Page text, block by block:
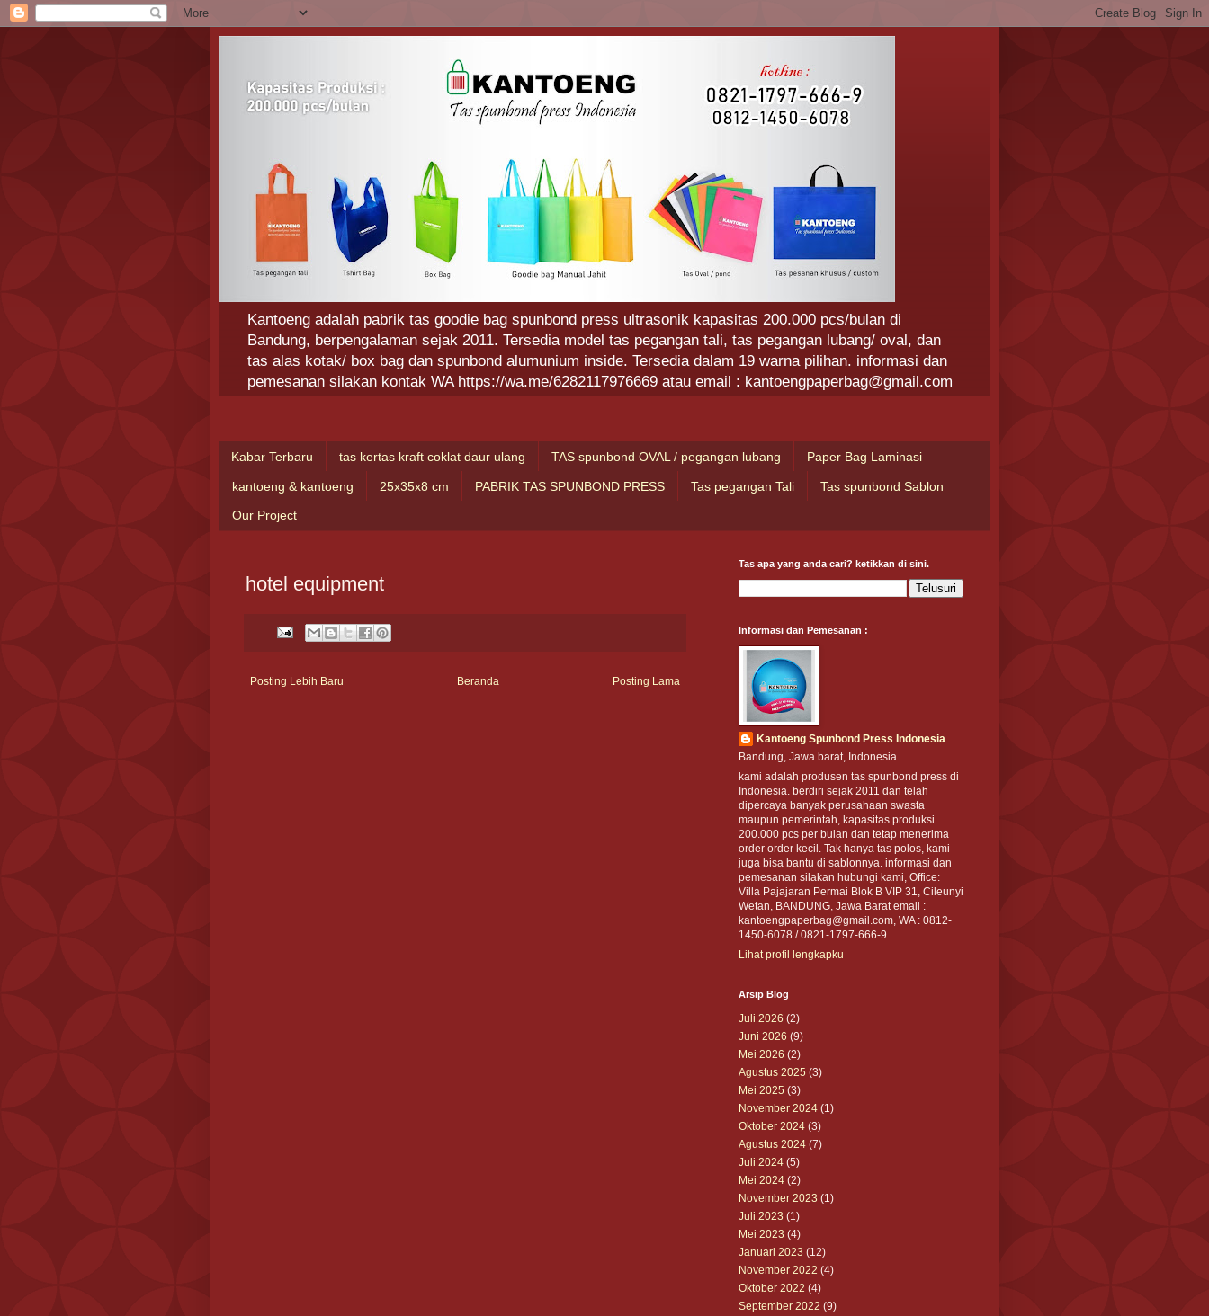
Kantoeng adalah pabrik tas goodie bag spunbond press ultrasonik kapasitas 200.000 pcs/bulan di
Bandung, berpengalaman sejak 2011. Tersedia model tas pegangan tali, tas pegangan lubang/ oval, dan
tas alas kotak/ box bag dan spunbond alumunium inside. Tersedia dalam 19 warna pilihan. informasi dan
pemesanan silakan kontak WA https://wa.me/6282117976669 atau email : kantoengpaperbag@gmail.com
Kabar Terbaru tas kertas kraft coklat daur ulang TAS spunbond OVAL / pegangan lubang Paper Bag Laminasi
kantoeng & kantoeng 25x35x8 cm PABRIK TAS SPUNBOND PRESS Tas pegangan Tali Tas spunbond Sablon
Our Project
hotel equipment
Posting Lebih Baru Posting Lama
Beranda
Tas apa yang anda cari? ketikkan di sini.
Informasi dan Pemesanan :
Kantoeng Spunbond Press Indonesia
Bandung, Jawa barat, Indonesia
kami adalah produsen tas spunbond press di
Indonesia. berdiri sejak 2011 dan telah
dipercaya banyak perusahaan swasta
maupun pemerintah, kapasitas produksi
200.000 pcs per bulan dan tetap menerima
order order kecil. Tak hanya tas polos, kami
juga bisa bantu di sablonnya. informasi dan
pemesanan silakan hubungi kami, Office:
Villa Pajajaran Permai Blok B VIP 31, Cileunyi
Wetan, BANDUNG, Jawa Barat email :
kantoengpaperbag@gmail.com, WA : 0812-
1450-6078 / 0821-1797-666-9
Lihat profil lengkapku
Arsip Blog
Juli 2026 (2)
Juni 2026 (9)
Mei 2026 (2)
Agustus 2025 (3)
Mei 2025 (3)
November 2024 (1)
Oktober 2024 (3)
Agustus 2024 (7)
Juli 2024 (5)
Mei 2024 (2)
November 2023 (1)
Juli 2023 (1)
Mei 2023 (4)
Januari 2023 (12)
November 2022 (4)
Oktober 2022 (4)
September 2022 (9)